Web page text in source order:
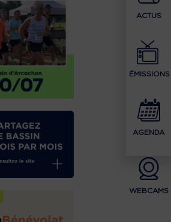
ACTUS
ÉMISSIONS
AGENDA
WEBCAMS